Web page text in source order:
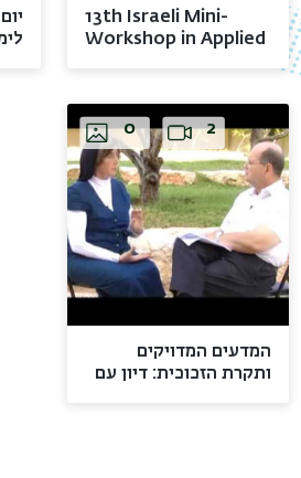
13th Israeli Mini-
Workshop in Applied
המדעים המדויקים
ותקרת הזכוכית: דיון עם
2
0